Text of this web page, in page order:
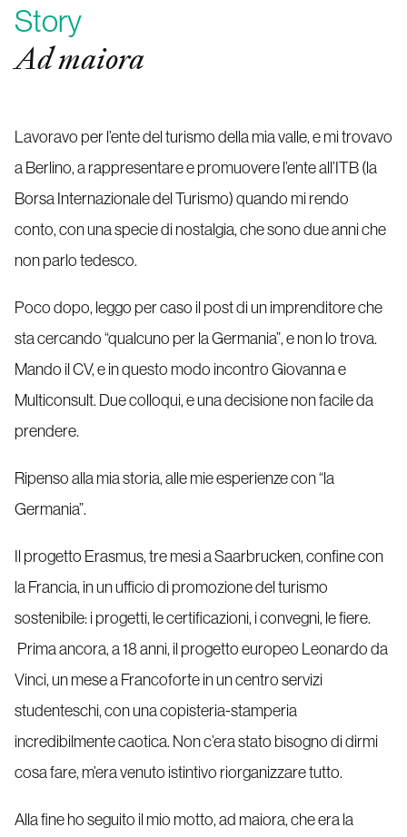
Story
Ad maiora
Lavoravo per l’ente del turismo della mia valle, e mi trovavo
a Berlino, a rappresentare e promuovere l’ente all’ITB (la
Borsa Internazionale del Turismo) quando mi rendo
conto, con una specie di nostalgia, che sono due anni che
non parlo tedesco.
Poco dopo, leggo per caso il post di un imprenditore che
sta cercando “qualcuno per la Germania”, e non lo trova.
Mando il CV, e in questo modo incontro Giovanna e
Multiconsult. Due colloqui, e una decisione non facile da
prendere.
Ripenso alla mia storia, alle mie esperienze con “la
Germania”.
Il progetto Erasmus, tre mesi a Saarbrucken, confine con
la Francia, in un ufficio di promozione del turismo
sostenibile: i progetti, le certificazioni, i convegni, le fiere.
Prima ancora, a 18 anni, il progetto europeo Leonardo da
Vinci, un mese a Francoforte in un centro servizi
studenteschi, con una copisteria-stamperia
incredibilmente caotica. Non c’era stato bisogno di dirmi
cosa fare, m’era venuto istintivo riorganizzare tutto.
Alla fine ho seguito il mio motto, ad maiora, che era la